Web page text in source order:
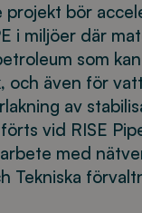
projekt bör
i miljöer där
som
och även för
av
vid RISE
med
Tekniska